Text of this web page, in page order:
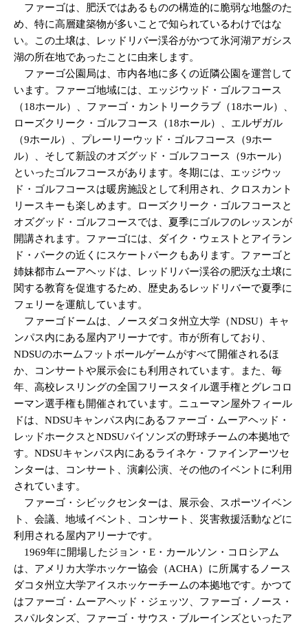
ファーゴは、肥沃ではあるものの構造的に脆弱な地盤のた
め、特に高層建築物が多いことで知られているわけではな
い。この土壌は、レッドリバー渓谷がかつて氷河湖アガシス
湖の所在地であったことに由来します。
ファーゴ公園局は、市内各地に多くの近隣公園を運営して
います。ファーゴ地域には、エッジウッド・ゴルフコース
（18ホール）、ファーゴ・カントリークラブ（18ホール）、
ローズクリーク・ゴルフコース（18ホール）、エルザガル
（9ホール）、プレーリーウッド・ゴルフコース（9ホー
ル）、そして新設のオズグッド・ゴルフコース（9ホール）
といったゴルフコースがあります。冬期には、エッジウッ
ド・ゴルフコースは暖房施設として利用され、クロスカント
リースキーも楽しめます。ローズクリーク・ゴルフコースと
オズグッド・ゴルフコースでは、夏季にゴルフのレッスンが
開講されます。ファーゴには、ダイク・ウェストとアイラン
ド・パークの近くにスケートパークもあります。ファーゴと
姉妹都市ムーアヘッドは、レッドリバー渓谷の肥沃な土壌に
関する教育を促進するため、歴史あるレッドリバーで夏季に
フェリーを運航しています。
ファーゴドームは、ノースダコタ州立大学（NDSU）キャ
ンパス内にある屋内アリーナです。市が所有しており、
NDSUのホームフットボールゲームがすべて開催されるほ
か、コンサートや展示会にも利用されています。また、毎
年、高校レスリングの全国フリースタイル選手権とグレコロ
ーマン選手権も開催されています。ニューマン屋外フィール
ドは、NDSUキャンパス内にあるファーゴ・ムーアヘッド・
レッドホークスとNDSUバイソンズの野球チームの本拠地で
す。NDSUキャンパス内にあるライネケ・ファインアーツセ
ンターは、コンサート、演劇公演、その他のイベントに利用
されています。
ファーゴ・シビックセンターは、展示会、スポーツイベン
ト、会議、地域イベント、コンサート、災害救援活動などに
利用される屋内アリーナです。
1969年に開場したジョン・E・カールソン・コロシアム
は、アメリカ大学ホッケー協会（ACHA）に所属するノース
ダコタ州立大学アイスホッケーチームの本拠地です。かつて
はファーゴ・ムーアヘッド・ジェッツ、ファーゴ・ノース・
スパルタンズ、ファーゴ・サウス・ブルーインズといったア